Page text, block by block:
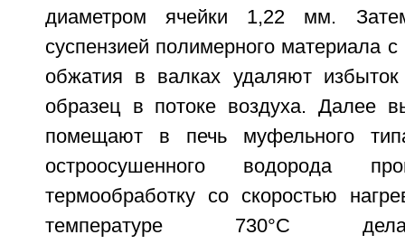
диаметром ячейки 1,22 мм.
суспензией полимерного материала
обжатия в валках удаляют
образец в потоке воздуха. Далее
помещают в печь муфельного
остроосушенного водорода
термообработку со скоростью
температуре 730°С